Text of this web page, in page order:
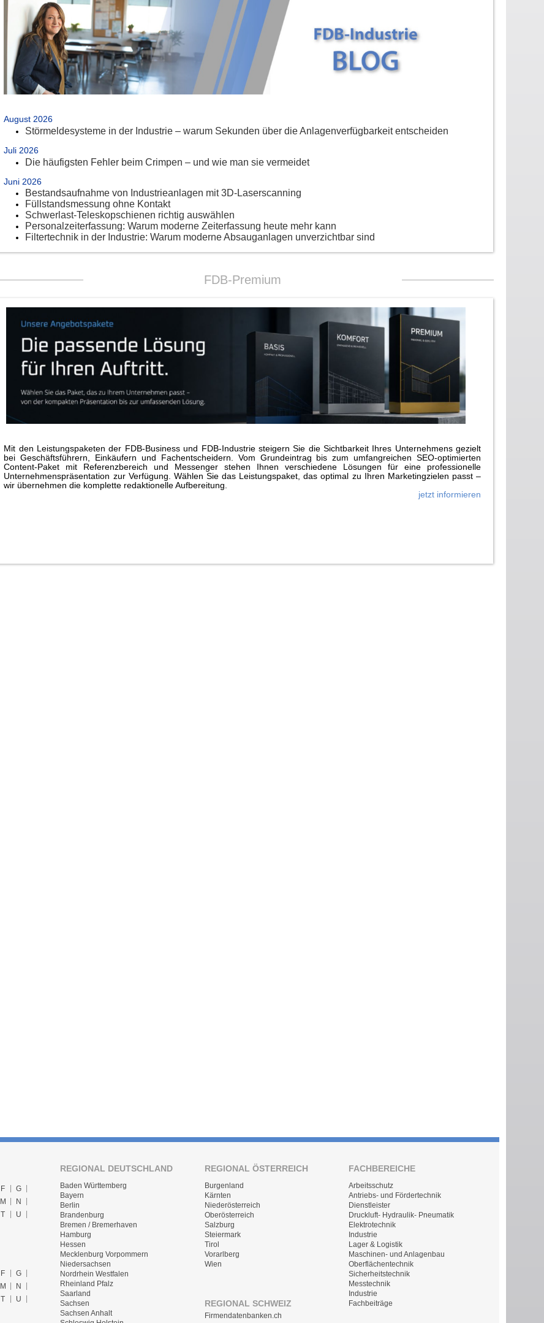
August 2026
Störmeldesysteme in der Industrie – warum Sekunden über die Anlagenverfügbarkeit entscheiden
Juli 2026
Die häufigsten Fehler beim Crimpen – und wie man sie vermeidet
Juni 2026
Bestandsaufnahme von Industrieanlagen mit 3D-Laserscanning
Füllstandsmessung ohne Kontakt
Schwerlast-Teleskopschienen richtig auswählen
Personalzeiterfassung: Warum moderne Zeiterfassung heute mehr kann
Filtertechnik in der Industrie: Warum moderne Absauganlagen unverzichtbar sind
FDB-Premium
Mit den Leistungspaketen der FDB-Business und FDB-Industrie steigern Sie die Sichtbarkeit Ihres Unternehmens gezielt
bei Geschäftsführern, Einkäufern und Fachentscheidern. Vom Grundeintrag bis zum umfangreichen SEO-optimierten
Content-Paket mit Referenzbereich und Messenger stehen Ihnen verschiedene Lösungen für eine professionelle
Unternehmenspräsentation zur Verfügung. Wählen Sie das Leistungspaket, das optimal zu Ihren Marketingzielen passt –
wir übernehmen die komplette redaktionelle Aufbereitung.
jetzt informieren
F
G
M
N
T
U
F
G
M
N
T
U
REGIONAL DEUTSCHLAND
Baden Württemberg
Bayern
Berlin
Brandenburg
Bremen / Bremerhaven
Hamburg
Hessen
Mecklenburg Vorpommern
Niedersachsen
Nordrhein Westfalen
Rheinland Pfalz
Saarland
Sachsen
Sachsen Anhalt
REGIONAL ÖSTERREICH
Burgenland
Kärnten
Niederösterreich
Oberösterreich
Salzburg
Steiermark
Tirol
Vorarlberg
Wien
REGIONAL SCHWEIZ
Firmendatenbanken.ch
FACHBEREICHE
Arbeitsschutz
Antriebs- und Fördertechnik
Dienstleister
Druckluft- Hydraulik- Pneumatik
Elektrotechnik
Industrie
Lager & Logistik
Maschinen- und Anlagenbau
Oberflächentechnik
Sicherheitstechnik
Messtechnik
Industrie
Fachbeiträge